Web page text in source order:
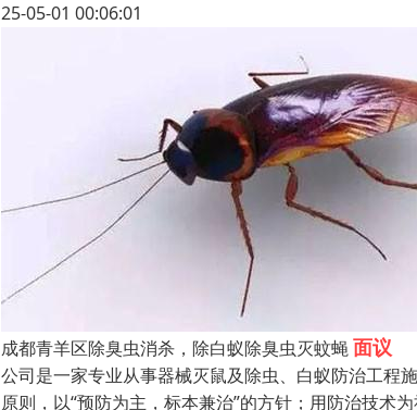
25-05-01 00:06:01
成都青羊区除臭虫消杀，除白蚁除臭虫灭蚊蝇面议
公司是一家专业从事器械灭鼠及除虫、白蚁防治工程
原则，以“预防为主，标本兼治”的方针；用防治技术